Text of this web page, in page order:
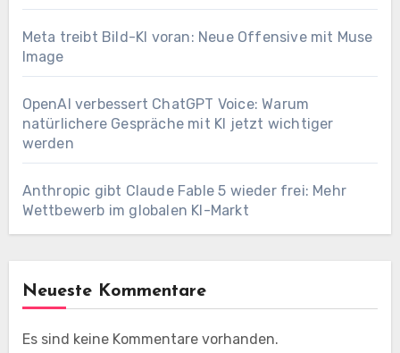
Meta treibt Bild-KI voran: Neue Offensive mit Muse
Image
OpenAI verbessert ChatGPT Voice: Warum
natürlichere Gespräche mit KI jetzt wichtiger
werden
Anthropic gibt Claude Fable 5 wieder frei: Mehr
Wettbewerb im globalen KI-Markt
Neueste Kommentare
Es sind keine Kommentare vorhanden.